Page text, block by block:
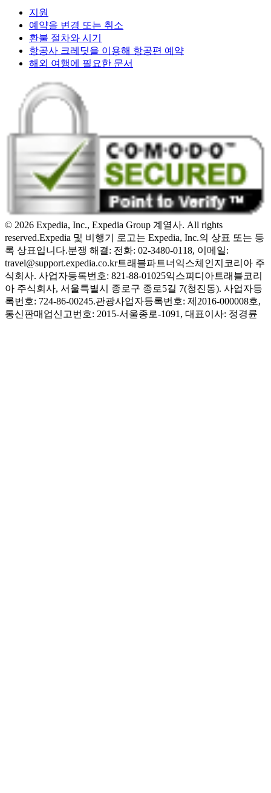
지원
예약을 변경 또는 취소
환불 절차와 시기
항공사 크레딧을 이용해 항공편 예약
해외 여행에 필요한 문서
© 2026 Expedia, Inc., Expedia Group 계열사. All rights
reserved.Expedia 및 비행기 로고는 Expedia, Inc.의 상표 또는 등
록 상표입니다.분쟁 해결: 전화: 02-3480-0118, 이메일:
travel@support.expedia.co.kr트래블파트너익스체인지코리아 주
식회사. 사업자등록번호: 821-88-01025익스피디아트래블코리
아 주식회사, 서울특별시 종로구 종로5길 7(청진동). 사업자등
록번호: 724-86-00245.관광사업자등록번호: 제2016-000008호,
통신판매업신고번호: 2015-서울종로-1091, 대표이사: 정경륜